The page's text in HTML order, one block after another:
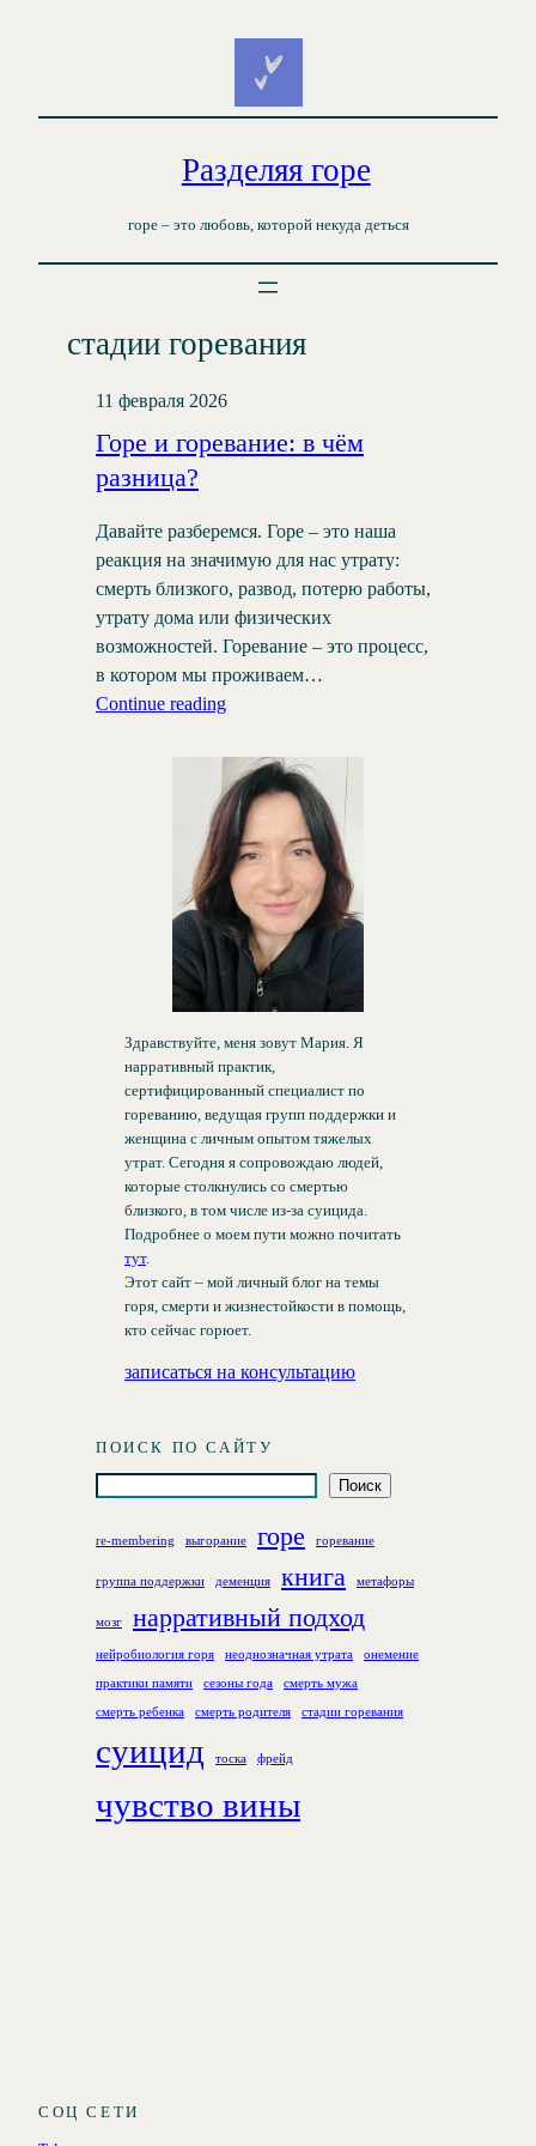
Разделяя горе
горе – это любовь, которой некуда деться
стадии горевания
11 февраля 2026
Горе и горевание: в чём
разница?
Давайте разберемся. Горе – это наша
реакция на значимую для нас утрату:
смерть близкого, развод, потерю работы,
утрату дома или физических
возможностей. Горевание – это процесс,
в котором мы проживаем…
Continue reading
Здравствуйте, меня зовут Мария. Я
нарративный практик,
сертифицированный специалист по
гореванию, ведущая групп поддержки и
женщина с личным опытом тяжелых
утрат. Сегодня я сопровождаю людей,
которые столкнулись со смертью
близкого, в том числе из-за суицида.
Подробнее о моем пути можно почитать
тут.
Этот сайт – мой личный блог на темы
горя, смерти и жизнестойкости в помощь,
кто сейчас горюет.
записаться на консультацию
ПОИСК ПО САЙТУ
и
Поиск
re-membering выгорание горе горевание
группа поддержки деменция книга метафоры
мозг нарративный подход
нейробиология горя неоднозначная утрата онемение
практики памяти сезоны года смерть мужа
смерть ребенка смерть родителя стадии горевания
суицид тоска фрейд
чувство вины
СОЦ СЕТИ